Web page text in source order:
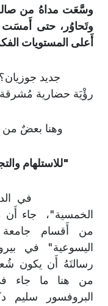
وسَّعَت مداهُ من
وتَحاوُر، حتى أَمسَت
أَعلى المستويات
رؤْيَة حضارية
وهنا بعضٌ من
"للاستلهام
في الدعوة
الخمسية"، جاء
من أَقسام
اليسوعية" في
رسالتَهُ أَن يكون
من هنا ما جاء
البروفسور سليم